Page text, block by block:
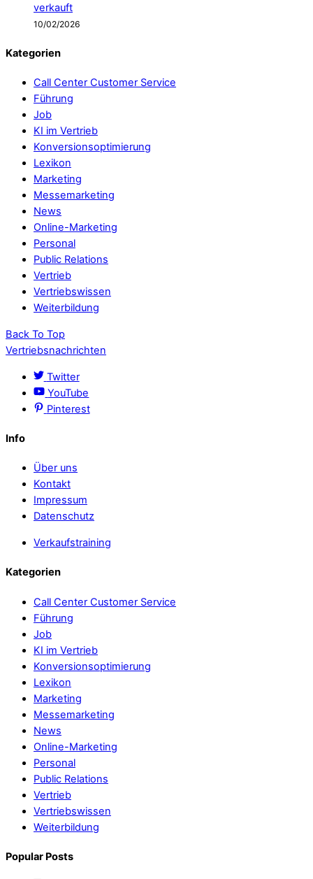
verkauft
10/02/2026
Kategorien
Call Center Customer Service
Führung
Job
KI im Vertrieb
Konversionsoptimierung
Lexikon
Marketing
Messemarketing
News
Online-Marketing
Personal
Public Relations
Vertrieb
Vertriebswissen
Weiterbildung
Back To Top
Vertriebsnachrichten
Twitter
YouTube
Pinterest
Info
Über uns
Kontakt
Impressum
Datenschutz
Verkaufstraining
Kategorien
Call Center Customer Service
Führung
Job
KI im Vertrieb
Konversionsoptimierung
Lexikon
Marketing
Messemarketing
News
Online-Marketing
Personal
Public Relations
Vertrieb
Vertriebswissen
Weiterbildung
Popular Posts